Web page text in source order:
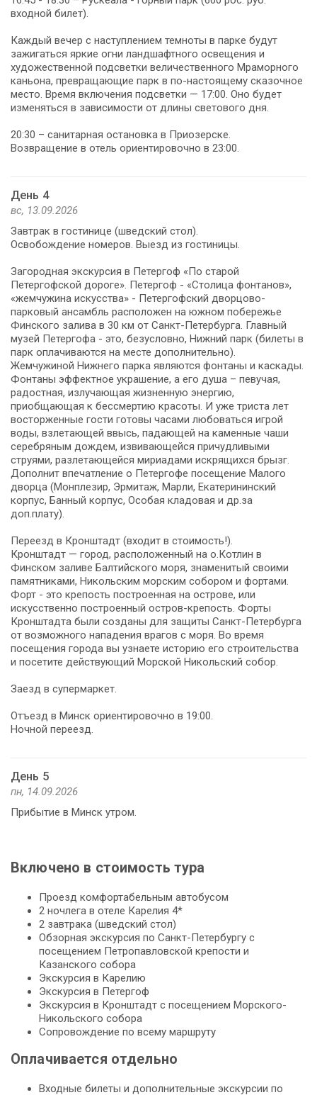
входной билет).
Каждый вечер с наступлением темноты в парке будут
зажигаться яркие огни ландшафтного освещения и
художественной подсветки величественного Мраморного
каньона, превращающие парк в по-настоящему сказочное
место. Время включения подсветки — 17:00. Оно будет
изменяться в зависимости от длины светового дня.
20:30 – санитарная остановка в Приозерске.
Возвращение в отель ориентировочно в 23:00.
День 4
вс, 13.09.2026
Завтрак в гостинице (шведский стол).
Освобождение номеров. Выезд из гостиницы.
Загородная экскурсия в Петергоф «По старой
Петергофской дороге». Петергоф - «Столица фонтанов»,
«жемчужина искусства» - Петергофский дворцово-
парковый ансамбль расположен на южном побережье
Финского залива в 30 км от Санкт-Петербурга. Главный
музей Петергофа - это, безусловно, Нижний парк (билеты в
парк оплачиваются на месте дополнительно).
Жемчужиной Нижнего парка являются фонтаны и каскады.
Фонтаны эффектное украшение, а его душа – певучая,
радостная, излучающая жизненную энергию,
приобщающая к бессмертию красоты. И уже триста лет
восторженные гости готовы часами любоваться игрой
воды, взлетающей ввысь, падающей на каменные чаши
серебряным дождем, извивающейся причудливыми
струями, разлетающейся мириадами искрящихся брызг.
Дополнит впечатление о Петергофе посещение Малого
дворца (Монплезир, Эрмитаж, Марли, Екатерининский
корпус, Банный корпус, Особая кладовая и др.за
доп.плату).
Переезд в Кронштадт (входит в стоимость!).
Кронштадт — город, расположенный на о.Котлин в
Финском заливе Балтийского моря, знаменитый своими
памятниками, Никольским морским собором и фортами.
Форт - это крепость построенная на острове, или
искусственно построенный остров-крепость. Форты
Кронштадта были созданы для защиты Санкт-Петербурга
от возможного нападения врагов с моря. Во время
посещения города вы узнаете историю его строительства
и посетите действующий Морской Никольский собор.
Заезд в супермаркет.
Отъезд в Минск ориентировочно в 19:00.
Ночной переезд.
День 5
пн, 14.09.2026
Прибытие в Минск утром.
Включено в стоимость тура
Проезд комфортабельным автобусом
2 ночлега в отеле Карелия 4*
2 завтрака (шведский стол)
Обзорная экскурсия по Санкт-Петербургу с
посещением Петропавловской крепости и
Казанского собора
Экскурсия в Карелию
Экскурсия в Петергоф
Экскурсия в Кронштадт с посещением Морского-
Никольского собора
Сопровождение по всему маршруту
Оплачивается отдельно
Входные билеты и дополнительные экскурсии по